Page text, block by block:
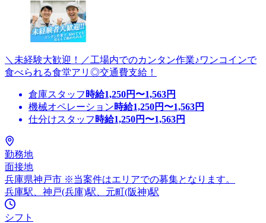
＼未経験大歓迎！／工場内でのカンタン作業♪ワンコインで
食べられる食堂アリ◎交通費支給！
倉庫スタッフ 時給1,250円〜1,563円
機械オペレーション時給1,250円〜1,563円
仕分けスタッフ 時給1,250円〜1,563円
勤務地
面接地
兵庫県神戸市 ※当案件はエリアでの募集となります。
兵庫駅、神戸(兵庫)駅、元町(阪神)駅
シフト